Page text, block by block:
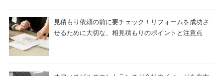
見積もり依頼の前に要チェック！リフォームを成功さ
せるために大切な、相見積もりのポイントと注意点